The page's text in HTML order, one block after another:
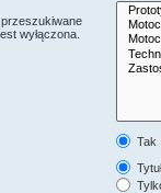
wyłączona.
Tak